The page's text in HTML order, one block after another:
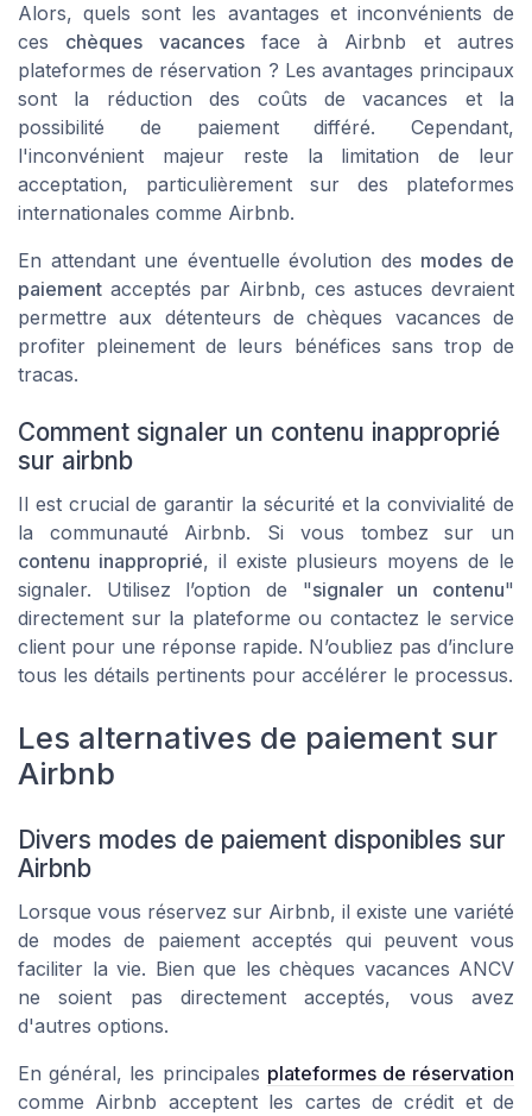
Alors, quels sont les avantages et inconvénients de
ces chèques vacancesface à Airbnb et autres
plateformes de réservation ? Les avantages principaux
sont la réduction des coûts de vacances et la
possibilité de paiement différé. Cependant,
l'inconvénient majeur reste la limitation de leur
acceptation, particulièrement sur des plateformes
internationales comme Airbnb.
En attendant une éventuelle évolution des modes de
paiement acceptés par Airbnb, ces astuces devraient
permettre aux détenteurs de chèques vacances de
profiter pleinement de leurs bénéfices sans trop de
tracas.
Comment signaler un contenu inapproprié
sur airbnb
Il est crucial de garantir la sécurité et la convivialité de
la communauté Airbnb. Si vous tombez sur un
contenu inapproprié, il existe plusieurs moyens de le
signaler. Utilisez l’option de "signaler un contenu"
directement sur la plateforme ou contactez le service
client pour une réponse rapide. N’oubliez pas d’inclure
tous les détails pertinents pour accélérer le processus.
Les alternatives de paiement sur
Airbnb
Divers modes de paiement disponibles sur
Airbnb
Lorsque vous réservez sur Airbnb, il existe une variété
de modes de paiement acceptés qui peuvent vous
faciliter la vie. Bien que les chèques vacances ANCV
ne soient pas directement acceptés, vous avez
d'autres options.
En général, les principales plateformes de réservation
comme Airbnb acceptent les cartes de crédit et de